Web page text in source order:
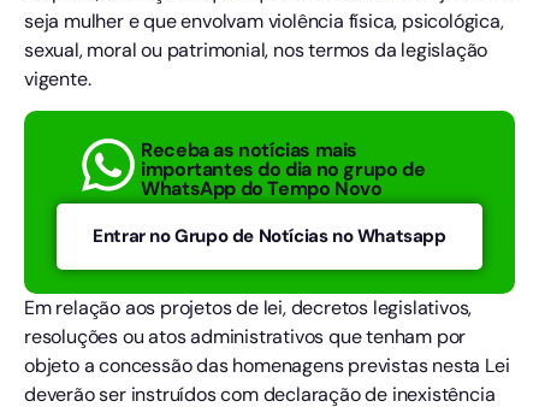
seja mulher e que envolvam violência física, psicológica,
sexual, moral ou patrimonial, nos termos da legislação
vigente.
Receba as notícias mais
importantes do dia no grupo de
WhatsApp do Tempo Novo
Entrar no Grupo de Notícias no Whatsapp
Em relação aos projetos de lei, decretos legislativos,
resoluções ou atos administrativos que tenham por
objeto a concessão das homenagens previstas nesta Lei
deverão ser instruídos com declaração de inexistência